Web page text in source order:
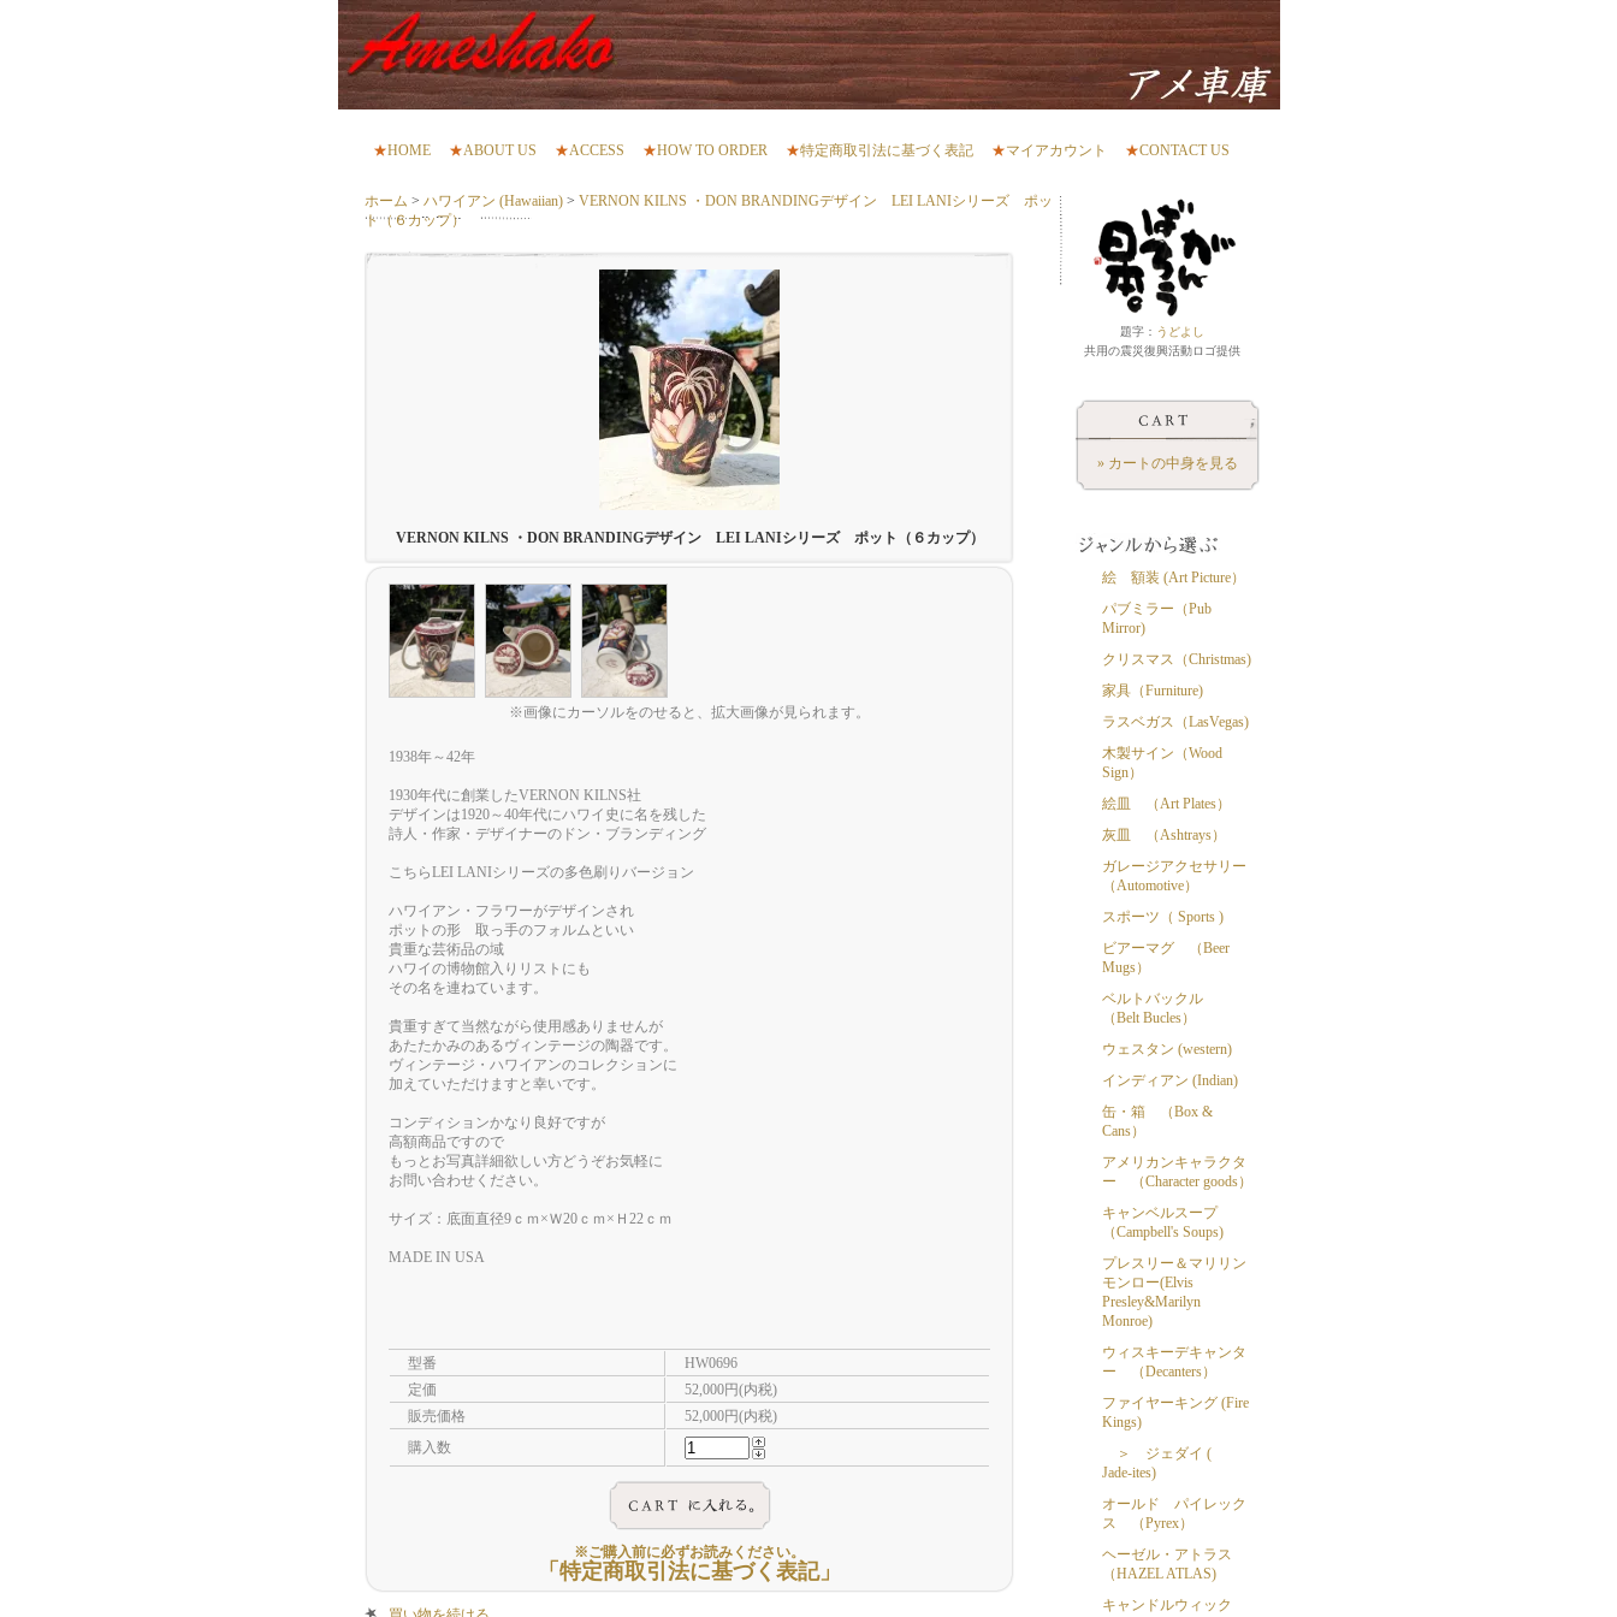
★HOME ★ABOUT US ★ACCESS ★HOW TO ORDER ★特定商取引法に基づく表記 ★マイアカウント ★CONTACT US
ホーム > ハワイアン (Hawaiian) > VERNON KILNS ・DON BRANDINGデザイン LEI LANIシリーズ ポッ
ト（６カップ）
VERNON KILNS ・DON BRANDINGデザイン LEI LANIシリーズ ポット（６カップ）
※画像にカーソルをのせると、拡大画像が見られます。
1938年～42年
1930年代に創業したVERNON KILNS社
デザインは1920～40年代にハワイ史に名を残した
詩人・作家・デザイナーのドン・ブランディング
こちらLEI LANIシリーズの多色刷りバージョン
ハワイアン・フラワーがデザインされ
ポットの形 取っ手のフォルムといい
貴重な芸術品の域
ハワイの博物館入りリストにも
その名を連ねています。
貴重すぎて当然ながら使用感ありませんが
あたたかみのあるヴィンテージの陶器です。
ヴィンテージ・ハワイアンのコレクションに
加えていただけますと幸いです。
コンディションかなり良好ですが
高額商品ですので
もっとお写真詳細欲しい方どうぞお気軽に
お問い合わせください。
サイズ：底面直径9ｃｍ×Ｗ20ｃｍ×Ｈ22ｃｍ
MADE IN USA
型番
HW0696
定価
52,000円(内税)
販売価格
52,000円(内税)
購入数
※ご購入前に必ずお読みください。
「特定商取引法に基づく表記」
題字： うどよし
共用の震災復興活動ロゴ提供
» カートの中身を見る
絵 額装 (Art Picture）
パブミラー（Pub
Mirror)
クリスマス（Christmas)
家具（Furniture)
ラスベガス（LasVegas)
木製サイン（Wood
Sign）
絵皿 （Art Plates）
灰皿 （Ashtrays）
ガレージアクセサリー
（Automotive）
スポーツ（ Sports )
ビアーマグ （Beer
Mugs）
ベルトバックル
（Belt Bucles）
ウェスタン (western)
インディアン (Indian)
缶・箱 （Box &
Cans）
アメリカンキャラクタ
ー （Character goods）
キャンベルスープ
（Campbell's Soups)
プレスリー＆マリリン
モンロー(Elvis
Presley&Marilyn
Monroe)
ウィスキーデキャンタ
ー （Decanters）
ファイヤーキング (Fire
Kings)
＞ ジェダイ (
Jade-ites)
オールド パイレック
ス （Pyrex）
ヘーゼル・アトラス
（HAZEL ATLAS)
キャンドルウィック